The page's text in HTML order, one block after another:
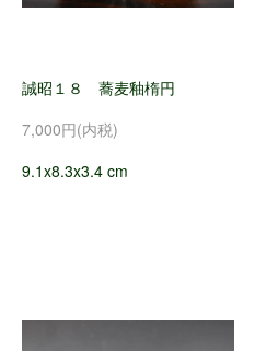
誠昭１８ 蕎麦釉楕円
7,000円(内税)
9.1x8.3x3.4 cm